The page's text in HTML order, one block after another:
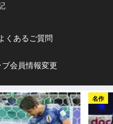
くあるご質問
会員情報変更
名作